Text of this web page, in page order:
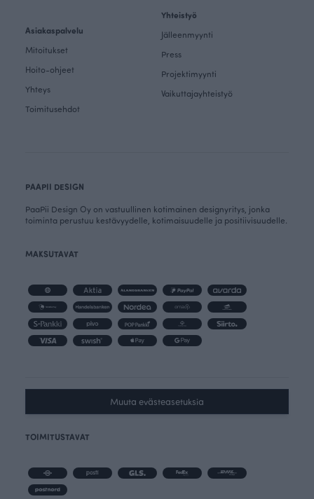
Asiakaspalvelu
Mitoitukset
Hoito-ohjeet
Yhteys
Toimitusehdot
Yhteistyö
Jälleenmyynti
Press
Projektimyynti
Vaikuttajayhteistyö
PAAPII DESIGN
PaaPii Design Oy on vastuullinen kotimainen designyritys, jonka
toiminta perustuu kestävyydelle, kotimaisuudelle ja positiivisuudelle.
MAKSUTAVAT
Muuta evästeasetuksia
TOIMITUSTAVAT